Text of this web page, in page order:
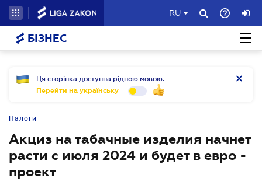
RU
БІЗНЕС
Ця сторінка доступна рідною мовою.
Перейти на українську
Налоги
Акциз на табачные изделия начнет
расти с июля 2024 и будет в евро -
проект